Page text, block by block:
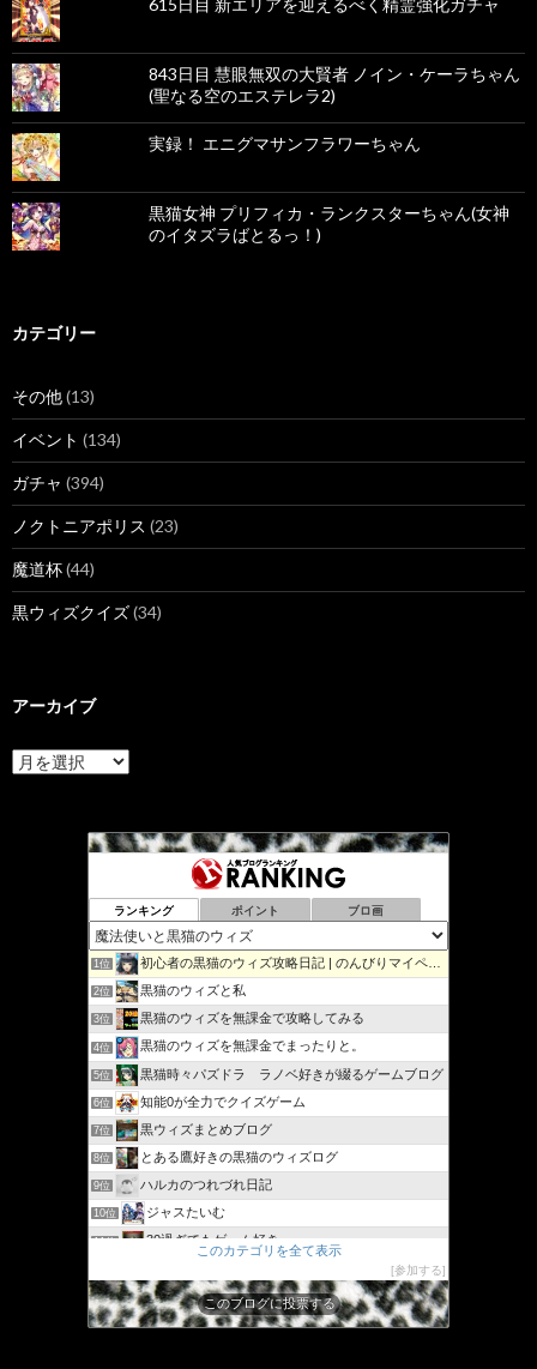
615日目 新エリアを迎えるべく精霊強化ガチャ
843日目 慧眼無双の大賢者 ノイン・ケーラちゃん
(聖なる空のエステレラ2)
実録！ エニグマサンフラワーちゃん
黒猫女神 プリフィカ・ランクスターちゃん(女神
のイタズラばとるっ！)
カテゴリー
その他(13)
イベント (134)
ガチャ (394)
ノクトニアポリス (23)
魔道杯(44)
黒ウィズクイズ(34)
アーカイブ
ア
ー
ランキング ポイント ブロ画
1位 初心者の黒猫のウィズ攻略日記 | のんびりマイペースで攻略…
2位 黒猫のウィズと私
3位 黒猫のウィズを無課金で攻略してみる
4位 黒猫のウィズを無課金でまったりと。
5位 黒猫時々パズドラ ラノベ好きが綴るゲームブログ
6位 知能0が全力でクイズゲーム
7位 黒ウィズまとめブログ
8位 とある鷹好きの黒猫のウィズログ
9位 ハルカのつれづれ日記
10位 ジャスたいむ
11位 30過ぎてもゲーム好き
13位 黒猫ウィズたまえよディートリヒプレイ日記
14位 まぬーの趣味日記【黒猫のウィズ】
このカテゴリを全て表示
参加する
このブログに投票する